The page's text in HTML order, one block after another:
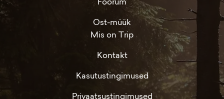
Ost-müük
Mis on Trip
Kontakt
Kasutustingimused
Privaatsustingimused